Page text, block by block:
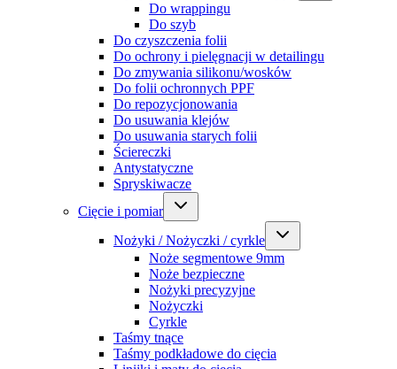
Do wrappingu
Do szyb
Do czyszczenia folii
Do ochrony i pielęgnacji w detailingu
Do zmywania silikonu/wosków
Do folii ochronnych PPF
Do repozycjonowania
Do usuwania klejów
Do usuwania starych folii
Ściereczki
Antystatyczne
Spryskiwacze
Cięcie i pomiar
Nożyki / Nożyczki / cyrkle
Noże segmentowe 9mm
Noże bezpieczne
Nożyki precyzyjne
Nożyczki
Cyrkle
Taśmy tnące
Taśmy podkładowe do cięcia